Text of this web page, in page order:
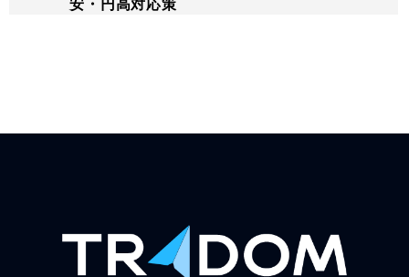
安・円高対応策